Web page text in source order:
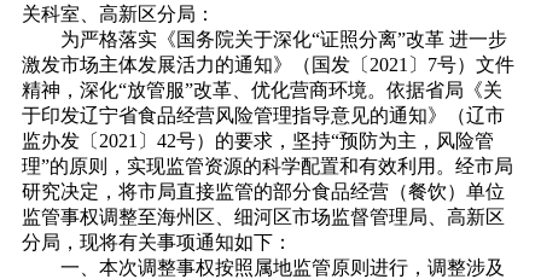
关科室、高新区分局：
为严格落实《国务院关于深化“证照分离”改革 进一步
激发市场主体发展活力的通知》（国发〔2021〕7号）文件
精神，深化“放管服”改革、优化营商环境。依据省局《关
于印发辽宁省食品经营风险管理指导意见的通知》（辽市
监办发〔2021〕42号）的要求，坚持“预防为主，风险管
理”的原则，实现监管资源的科学配置和有效利用。经市局
研究决定，将市局直接监管的部分食品经营（餐饮）单位
监管事权调整至海州区、细河区市场监督管理局、高新区
分局，现将有关事项通知如下：
一、本次调整事权按照属地监管原则进行，调整涉及